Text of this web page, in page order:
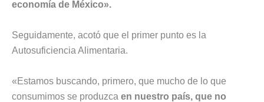
economía de México».
Seguidamente, acotó que el primer punto es la
Autosuficiencia Alimentaria.
«Estamos buscando, primero, que mucho de lo que
consumimos se produzca en nuestro país, que no